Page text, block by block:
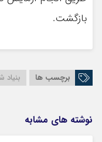
بازگشت.
برچسب ها بنیاد
نوشته های مشابه